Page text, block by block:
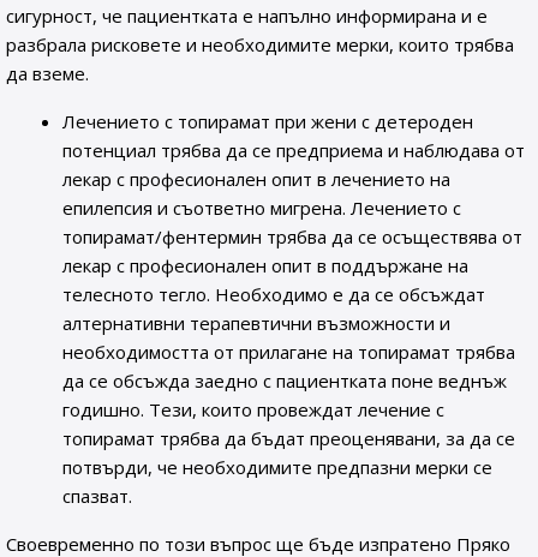
сигурност, че пациентката е напълно информирана и е
разбрала рисковете и необходимите мерки, които трябва
да вземе.
Лечението с топирамат при жени с детероден
потенциал трябва да се предприема и наблюдава от
лекар с професионален опит в лечението на
епилепсия и съответно мигрена. Лечението с
топирамат/фентермин трябва да се осъществява от
лекар с професионален опит в поддържане на
телесното тегло. Необходимо е да се обсъждат
алтернативни терапевтични възможности и
необходимостта от прилагане на топирамат трябва
да се обсъжда заедно с пациентката поне веднъж
годишно. Тези, които провеждат лечение с
топирамат трябва да бъдат преоценявани, за да се
потвърди, че необходимите предпазни мерки се
спазват.
Своевременно по този въпрос ще бъде изпратено Пряко